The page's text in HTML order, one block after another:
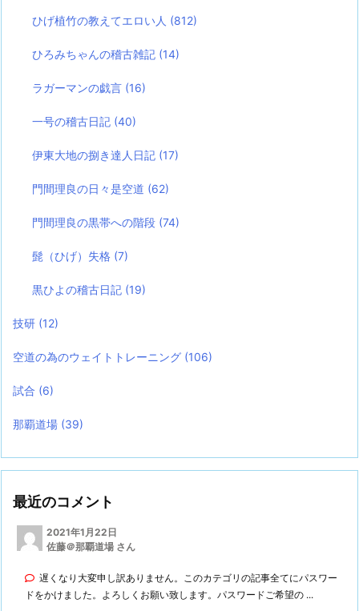
ひげ植竹の教えてエロい人 (812)
ひろみちゃんの稽古雑記 (14)
ラガーマンの戯言 (16)
一号の稽古日記 (40)
伊東大地の捌き達人日記 (17)
門間理良の日々是空道 (62)
門間理良の黒帯への階段 (74)
髭（ひげ）失格 (7)
黒ひよの稽古日記 (19)
技研 (12)
空道の為のウェイトトレーニング (106)
試合 (6)
那覇道場 (39)
最近のコメント
2021年1月22日
佐藤＠那覇道場 さん
遅くなり大変申し訳ありません。このカテゴリの記事全てにパスワー
ドをかけました。よろしくお願い致します。パスワードご希望の ...